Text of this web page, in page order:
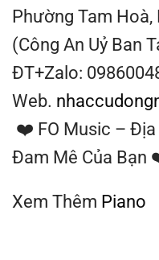
Phường Tam
(Công An Uỷ Ban
ĐT+Zalo:
Web.
❤️ FO Music – Địa
Đam Mê Của Bạn
Xem Thêm Piano